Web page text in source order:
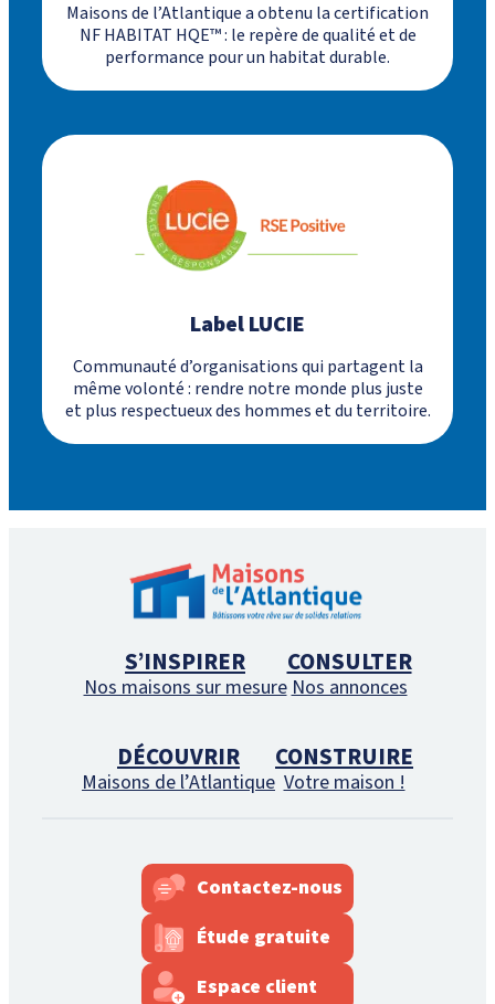
Maisons de l’Atlantique a obtenu la certification
NF HABITAT HQE™ : le repère de qualité et de
performance pour un habitat durable.
Label LUCIE
Communauté d’organisations qui partagent la
même volonté : rendre notre monde plus juste
et plus respectueux des hommes et du territoire.
S’INSPIRER
Nos maisons sur mesure
CONSULTER
Nos annonces
DÉCOUVRIR
Maisons de l’Atlantique
CONSTRUIRE
Votre maison !
Contactez-nous
Étude gratuite
Espace client